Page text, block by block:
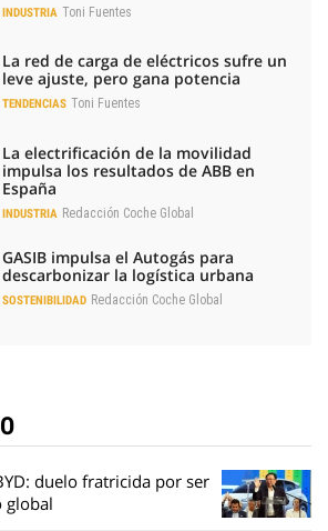
INDUSTRIA Toni Fuentes
La red de carga de eléctricos sufre un
leve ajuste, pero gana potencia
TENDENCIAS Toni Fuentes
La electrificación de la movilidad
impulsa los resultados de ABB en
España
INDUSTRIA Redacción Coche Global
GASIB impulsa el Autogás para
descarbonizar la logística urbana
SOSTENIBILIDAD Redacción Coche Global
duelo fratricida por ser
global